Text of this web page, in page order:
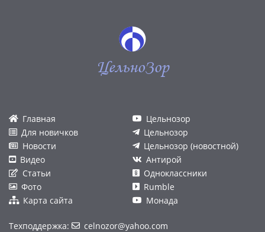
ЦельноЗор
Главная
Для новичков
Новости
Видео
Статьи
Фото
Карта сайта
Цельнозор
Цельнозор
Цельнозор (новостной)
Антирой
Одноклассники
Rumble
Монада
Техподдержка: celnozor@yahoo.com